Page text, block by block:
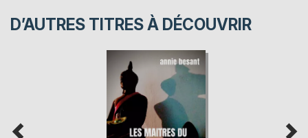
D’AUTRES TITRES À DÉCOUVRIR